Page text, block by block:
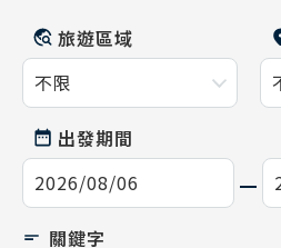
旅遊區域
出發期間